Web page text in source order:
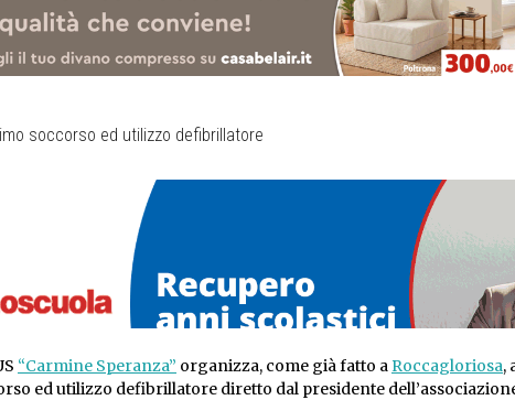
“Carmine Speranza” organizza, come già fatto a Roccagloriosa,
ed utilizzo defibrillatore diretto dal presidente